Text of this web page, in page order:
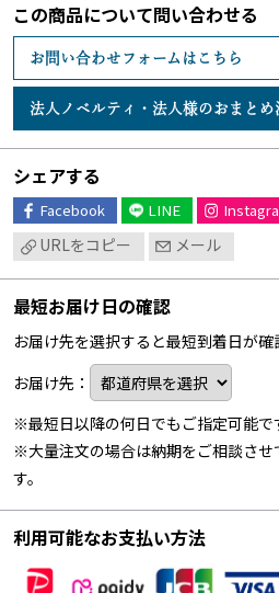
この商品について問い合わせる
お問い合わせフォームはこちら
法人ノベルティ・ 法人様のおまとめ
シェアする
Facebook LINE
URLをコピー メール
最短お届け日の確認
お届け先を選択すると最短到着日が確
お届け先：
※最短日以降の何日でもご指定可能で
※大量注文の場合は納期をご相談させ
す。
利用可能なお支払い方法